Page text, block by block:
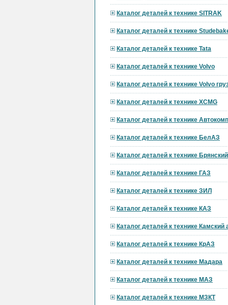
Каталог деталей к технике SITRAK
Каталог деталей к технике
Каталог деталей к технике Tata
Каталог деталей к технике Volvo
Каталог деталей к технике Volvo
Каталог деталей к технике XCMG
Каталог деталей к технике
Каталог деталей к технике БелАЗ
Каталог деталей к технике
Каталог деталей к технике ГАЗ
Каталог деталей к технике ЗИЛ
Каталог деталей к технике КАЗ
Каталог деталей к технике Камский
Каталог деталей к технике КрАЗ
Каталог деталей к технике Мадара
Каталог деталей к технике МАЗ
Каталог деталей к технике МЗКТ